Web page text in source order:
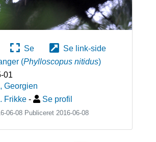
Se
Se link-side
(Phylloscopus nitidus)
01
, Georgien
Frikke - Se profil
06-08 Publiceret 2016-06-08